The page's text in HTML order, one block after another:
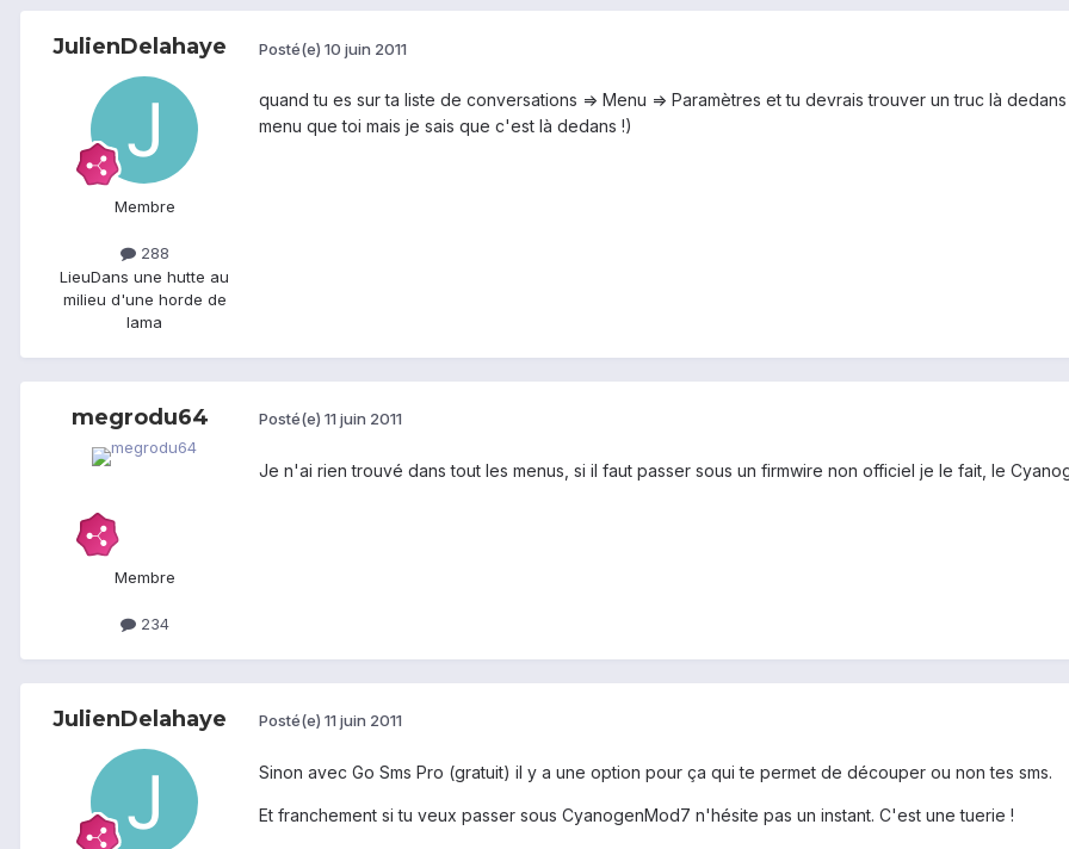
JulienDelahaye
Membre
288
LieuDans une hutte au
milieu d'une horde de
lama
Posté(e) 10 juin 2011
quand tu es sur ta liste de conversations => Menu => Paramètres et tu devrais trouver un truc là
menu que toi mais je sais que c'est là dedans !)
megrodu64
Membre
234
Posté(e) 11 juin 2011
Je n'ai rien trouvé dans tout les menus, si il faut passer sous un firmwire non officiel je le fait, le
JulienDelahaye Posté(e) 11 juin 2011
Sinon avec Go Sms Pro (gratuit) il y a une option pour ça qui te permet de découper ou non tes sms.
Et franchement si tu veux passer sous CyanogenMod7 n'hésite pas un instant. C'est une tuerie !